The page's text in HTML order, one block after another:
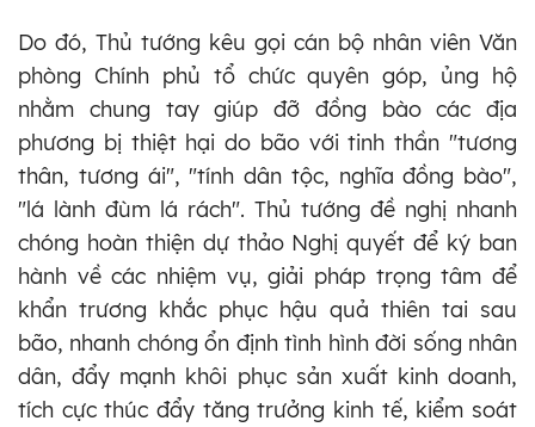
Do đó, Thủ tướng kêu gọi cán bộ nhân viên Văn
phòng Chính phủ tổ chức quyên góp, ủng hộ
nhằm chung tay giúp đỡ đồng bào các địa
phương bị thiệt hại do bão với tinh thần "tương
thân, tương ái", "tính dân tộc, nghĩa đồng bào",
"lá lành đùm lá rách". Thủ tướng đề nghị nhanh
chóng hoàn thiện dự thảo Nghị quyết để ký ban
hành về các nhiệm vụ, giải pháp trọng tâm để
khẩn trương khắc phục hậu quả thiên tai sau
bão, nhanh chóng ổn định tình hình đời sống nhân
dân, đẩy mạnh khôi phục sản xuất kinh doanh,
tích cực thúc đẩy tăng trưởng kinh tế, kiểm soát